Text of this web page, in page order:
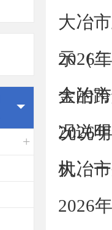
大冶
示（
2026
金的
大冶
况说明
2026
机、
大冶
2026